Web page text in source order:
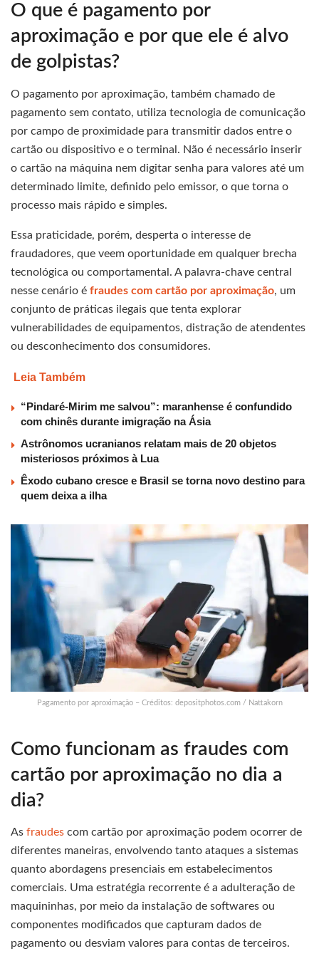
O que é pagamento por
aproximação e por que ele é alvo
de golpistas?
O pagamento por aproximação, também chamado de
pagamento sem contato, utiliza tecnologia de comunicação
por campo de proximidade para transmitir dados entre o
cartão ou dispositivo e o terminal. Não é necessário inserir
o cartão na máquina nem digitar senha para valores até um
determinado limite, definido pelo emissor, o que torna o
processo mais rápido e simples.
Essa praticidade, porém, desperta o interesse de
fraudadores, que veem oportunidade em qualquer brecha
tecnológica ou comportamental. A palavra-chave central
nesse cenário é fraudes com cartão por aproximação, um
conjunto de práticas ilegais que tenta explorar
vulnerabilidades de equipamentos, distração de atendentes
ou desconhecimento dos consumidores.
Leia Também
“Pindaré-Mirim me salvou”: maranhense é confundido
com chinês durante imigração na Ásia
Astrônomos ucranianos relatam mais de 20 objetos
misteriosos próximos à Lua
Êxodo cubano cresce e Brasil se torna novo destino para
quem deixa a ilha
Pagamento por aproximação – Créditos: depositphotos.com / Nattakorn
Como funcionam as fraudes com
cartão por aproximação no dia a
dia?
As fraudes com cartão por aproximação podem ocorrer de
diferentes maneiras, envolvendo tanto ataques a sistemas
quanto abordagens presenciais em estabelecimentos
comerciais. Uma estratégia recorrente é a adulteração de
maquininhas, por meio da instalação de softwares ou
componentes modificados que capturam dados de
pagamento ou desviam valores para contas de terceiros.